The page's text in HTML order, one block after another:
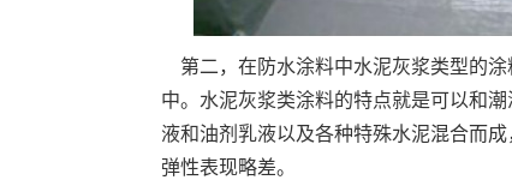
第二，在防水涂料中水泥灰浆类型的
中。水泥灰浆类涂料的特点就是可以和
液和油剂乳液以及各种特殊水泥混合而
弹性表现略差。